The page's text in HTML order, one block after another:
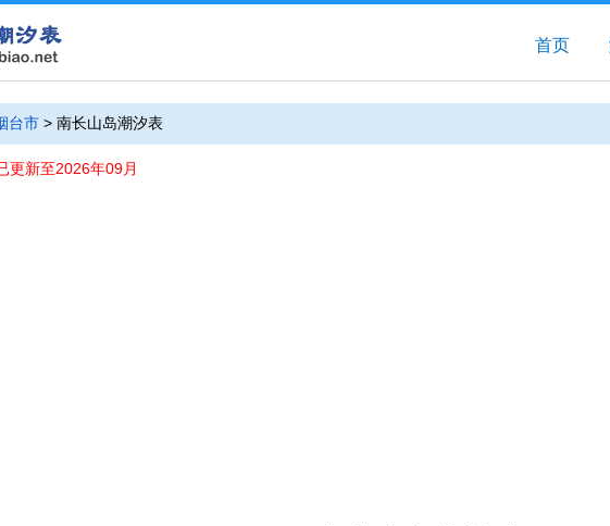
首页
台市 > 南长山岛潮汐表
更新至2026年09月